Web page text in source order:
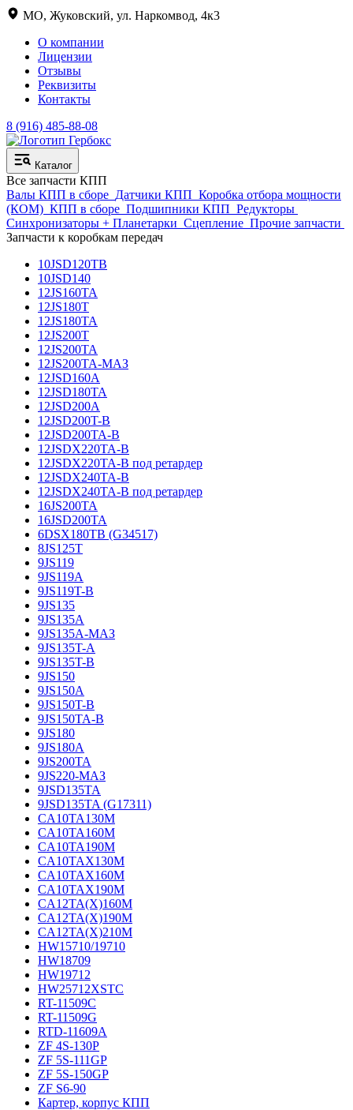
МО, Жуковский, ул. Наркомвод, 4к3
О компании
Лицензии
Отзывы
Реквизиты
Контакты
8 (916) 485-88-08
Каталог
Все запчасти КПП
Валы КПП в сборе Датчики КПП Коробка отбора мощности
(КОМ) КПП в сборе Подшипники КПП Редукторы
Синхронизаторы + Планетарки Сцепление Прочие запчасти
Запчасти к коробкам передач
10JSD120TB
10JSD140
12JS160TA
12JS180T
12JS180TA
12JS200T
12JS200TA
12JS200TA-МАЗ
12JSD160A
12JSD180TA
12JSD200A
12JSD200T-B
12JSD200TA-B
12JSDX220TA-B
12JSDX220TA-B под ретардер
12JSDX240TA-B
12JSDX240TA-B под ретардер
16JS200TA
16JSD200TA
6DSX180TB (G34517)
8JS125T
9JS119
9JS119A
9JS119T-B
9JS135
9JS135A
9JS135A-МАЗ
9JS135T-A
9JS135T-B
9JS150
9JS150A
9JS150T-B
9JS150TA-B
9JS180
9JS180A
9JS200TA
9JS220-МАЗ
9JSD135TA
9JSD135TA (G17311)
CA10TA130M
CA10TA160M
CA10TA190M
CA10TAX130M
CA10TAX160M
CA10TAX190M
CA12TA(X)160M
CA12TA(X)190M
CA12TA(X)210M
HW15710/19710
HW18709
HW19712
HW25712XSTC
RT-11509C
RT-11509G
RTD-11609A
ZF 4S-130P
ZF 5S-111GP
ZF 5S-150GP
ZF S6-90
Картер, корпус КПП